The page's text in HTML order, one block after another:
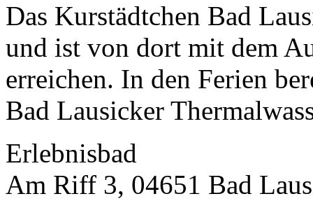
Das Kurstädtchen Bad
und ist von dort mit dem
erreichen. In den Ferien
Bad Lausicker
Erlebnisbad
Am Riff 3, 04651 Bad